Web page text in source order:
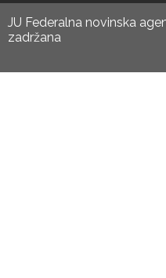
JU Federalna novinska
zadržana